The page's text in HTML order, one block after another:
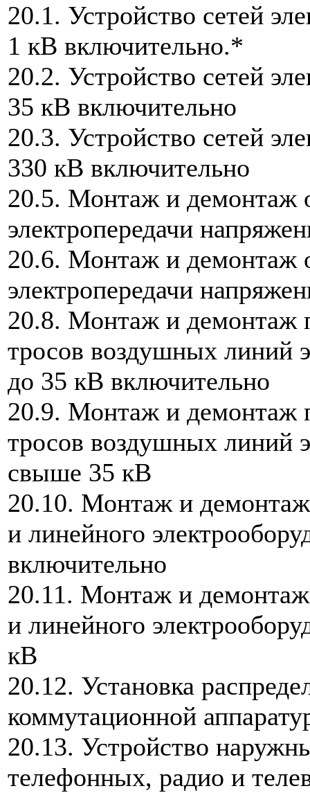
20.1. Устройство сетей
1 кВ включительно.*
20.2. Устройство сетей
35 кВ включительно
20.3. Устройство сетей
330 кВ включительно
20.5. Монтаж и демонтаж
электропередачи
20.6. Монтаж и демонтаж
электропередачи
20.8. Монтаж и демонтаж
тросов воздушных линий
до 35 кВ включительно
20.9. Монтаж и демонтаж
тросов воздушных линий
свыше 35 кВ
20.10. Монтаж и
и линейного
включительно
20.11. Монтаж и
и линейного
кВ
20.12. Установка
коммутационной
20.13. Устройство
телефонных, радио и